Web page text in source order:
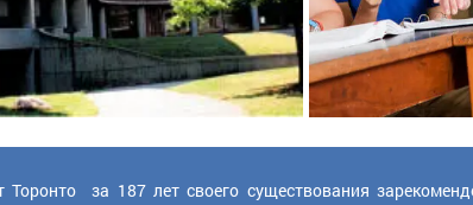
Торонто за 187 лет своего существования